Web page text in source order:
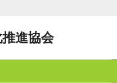
進協会